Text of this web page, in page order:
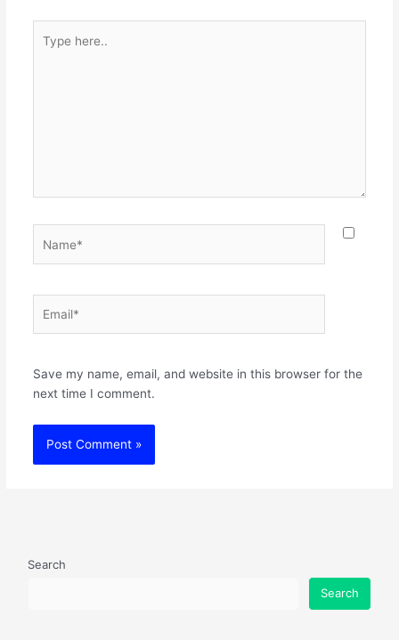
here..
Save my name, email, and website in this browser for the
next time I comment.
Search
Search